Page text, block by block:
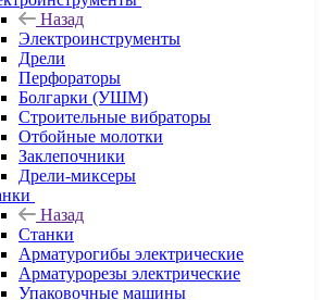
Назад
Электроинструменты
Дрели
Перфораторы
Болгарки (УШМ)
Строительные вибраторы
Отбойные молотки
Заклепочники
Дрели-миксеры
Назад
Станки
Арматурогибы электрические
Арматурорезы электрические
Упаковочные машины